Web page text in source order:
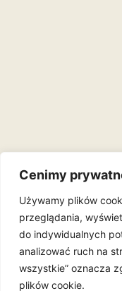
Cenimy
Używamy plików
przeglądania,
do indywidualnych
analizować ruch na
wszystkie” oznacza
plików cookie.